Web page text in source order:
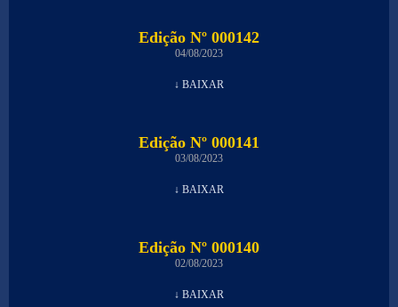
Edição Nº 000142
04/08/2023
↓ BAIXAR
Edição Nº 000141
03/08/2023
↓ BAIXAR
Edição Nº 000140
02/08/2023
↓ BAIXAR